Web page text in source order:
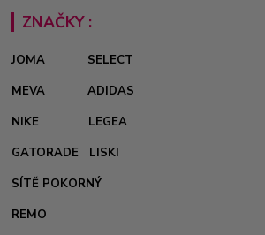
ZNAČKY :
JOMA
SELECT
MEVA
ADIDAS
NIKE
LEGEA
GATORADE
LISKI
SÍTĚ POKORNÝ
REMO